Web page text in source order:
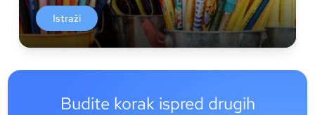
Istraži
Budite korak ispred drugih